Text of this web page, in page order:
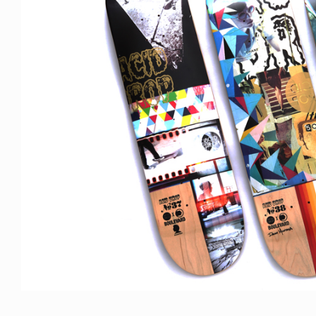
VOICE OF FREEDOM
AKIRA OZAWA / 尾澤 彰
2021.09.02